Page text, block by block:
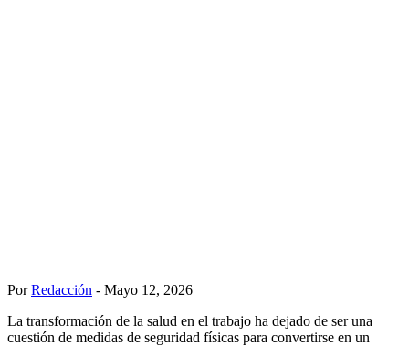
PorRedacción - Mayo 12, 2026
La transformación de la salud en el trabajo ha dejado de ser una
cuestión de medidas de seguridad físicas para convertirse en un